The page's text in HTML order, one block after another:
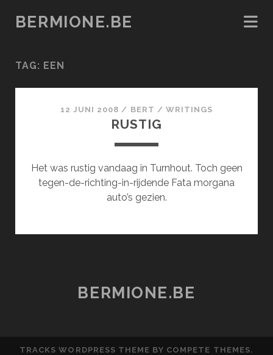
BERMIONE.BE
TAG: EEN
12 JUNI 2008 / BERT / WRITINGS
RUSTIG
Het was rustig vandaag in Turnhout. Toch geen
tegen-de-richting-in-rijdende Fata morgana
auto’s gezien.
BERMIONE.BE
TRACKS WORDPRESS THEME BY COMPETE THEMES.